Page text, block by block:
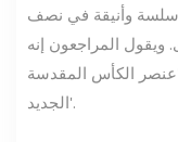
سلسة وأنيقة في نصف
ويقول المراجعون إنه
الكأس المقدسة
الجديد'.